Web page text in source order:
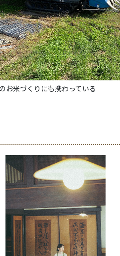
お米づくりにも携わっている